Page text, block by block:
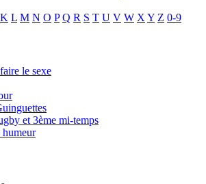
K L M N O P Q R S T U V W X Y Z 0-9
le sexe
et 3ème mi-temps
humeur